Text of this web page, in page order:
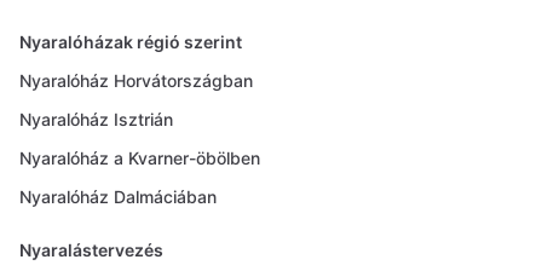
Nyaralóházak régió szerint
Nyaralóház Horvátországban
Nyaralóház Isztrián
Nyaralóház a Kvarner-öbölben
Nyaralóház Dalmáciában
Nyaralástervezés